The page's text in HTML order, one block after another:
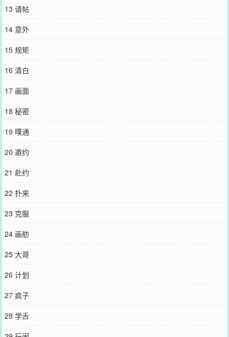
13 请帖
14 意外
15 规矩
16 清白
17 画面
18 秘密
19 噗通
20 邀约
21 赴约
22 扑来
23 克服
24 画舫
25 大哥
26 计划
27 疯子
28 学舌